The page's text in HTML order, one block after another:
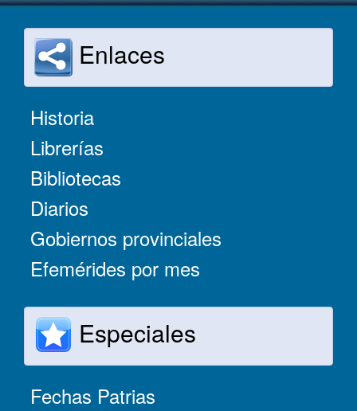
Enlaces
Historia
Librerías
Bibliotecas
Diarios
Gobiernos provinciales
Efemérides por mes
Especiales
Fechas Patrias